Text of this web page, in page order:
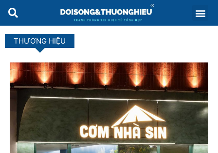
THƯƠNG HIỆU